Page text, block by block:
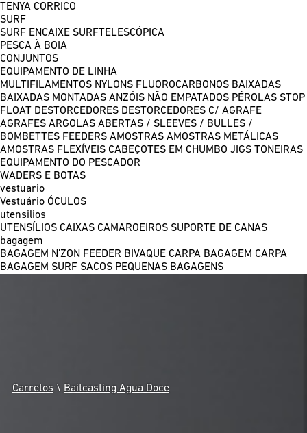
TENYA CORRICO
SURF
SURF ENCAIXE SURFTELESCÓPICA
PESCA À BOIA
CONJUNTOS
EQUIPAMENTO DE LINHA
MULTIFILAMENTOS NYLONS FLUOROCARBONOS BAIXADAS
BAIXADAS MONTADAS ANZÓIS NÃO EMPATADOS PÉROLAS STOP
FLOAT DESTORCEDORES DESTORCEDORES C/ AGRAFE
AGRAFES ARGOLAS ABERTAS / SLEEVES / BULLES /
BOMBETTES FEEDERS AMOSTRAS AMOSTRAS METÁLICAS
AMOSTRAS FLEXÍVEIS CABEÇOTES EM CHUMBO JIGS TONEIRAS
EQUIPAMENTO DO PESCADOR
WADERS E BOTAS
vestuario
Vestuário ÓCULOS
utensilios
UTENSÍLIOS CAIXAS CAMAROEIROS SUPORTE DE CANAS
bagagem
BAGAGEM N'ZON FEEDER BIVAQUE CARPA BAGAGEM CARPA
BAGAGEM SURF SACOS PEQUENAS BAGAGENS
Carretos \ Baitcasting Agua Doce